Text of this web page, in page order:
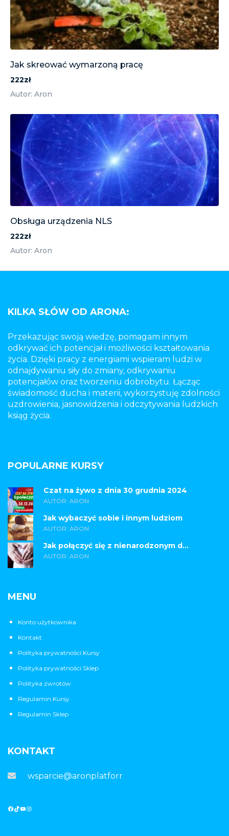
Jak skreować wymarzoną pracę
222zł
Autor: Aron
Obsługa urządzenia NLS
222zł
Autor: Aron
KILKA SŁÓW OD ARONA:
Przekazując swoją wiedzę, pomagam innym
odkrywać ich potencjał i możliwości kształtowania
życia. Dzięki pracy z energiami wspieram ludzi w
odnajdywaniu siły do zmiany, odkrywaniu
potencjałów oraz tworzeniu dobrobytu. Łącząc
świadomość ducha i materii, wykorzystuję zdolności
uzdrowienia, jasnowidzenia i odczytywania ludzkich
ksiąg życia.
POPULARNE KURSY
Czat na żywo z dnia 30 grudnia 2024
AUTOR: ARON
Jak wybaczyć sobie i innym ludziom
AUTOR: ARON
Jak połączyć się z nienarodzonym d...
AUTOR: ARON
MENU
Konto użytkownika
Kontakt
Polityka prywatności Kursy
Polityka prywatności Sklep
Polityka zwrotów
Regulamin Kursy
Regulamin Sklep
KONTAKT
wsparcie@aronplatforma.pl